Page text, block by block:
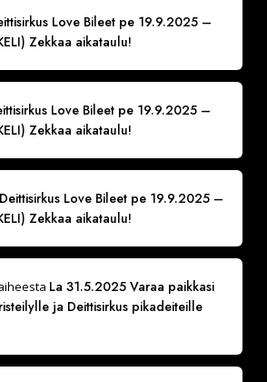
Love Bileet pe 19.9.2025 –
Zekkaa aikataulu!
Love Bileet pe 19.9.2025 –
Zekkaa aikataulu!
Deittisirkus Love Bileet pe 19.9.2025 –
Zekkaa aikataulu!
La 31.5.2025 Varaa paikkasi
ja Deittisirkus pikadeiteille